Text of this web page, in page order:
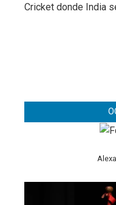
Cricket donde India